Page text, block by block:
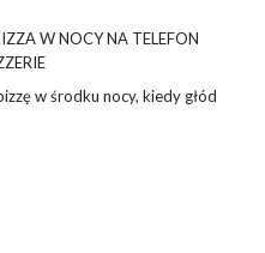
W NOCY NA TELEFON
w środku nocy, kiedy głód